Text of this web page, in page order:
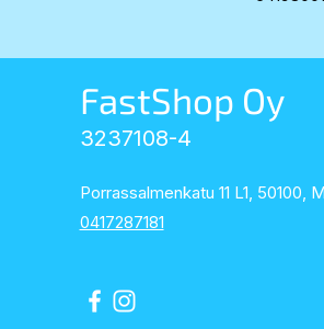
FastShop Oy
3237108-4
Porrassalmenkatu 11 L1, 50100,
0417287181